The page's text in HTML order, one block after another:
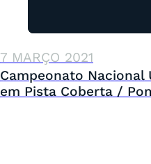
7 MARÇO 2021
Campeonato Nacional
em Pista Coberta /